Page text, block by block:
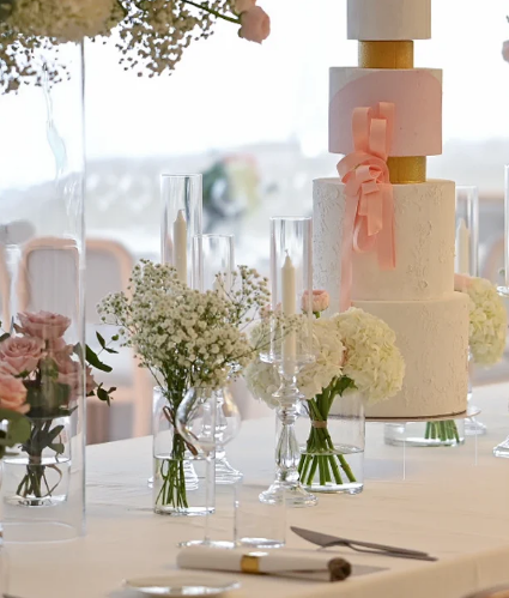
opere d'arte contemporanee, la romantica quiete
Arbustico, un'esperienza a km zero, quello
- Lido Rosmarino, con tre ambienti, lounge